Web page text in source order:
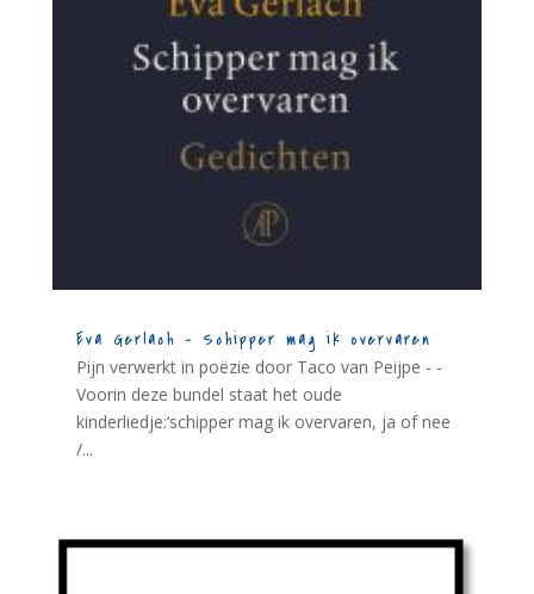
Eva Gerlach – Schipper mag ik overvaren
Pijn verwerkt in poëzie door Taco van Peijpe - -
Voorin deze bundel staat het oude
kinderliedje:‘schipper mag ik overvaren, ja of nee
/...